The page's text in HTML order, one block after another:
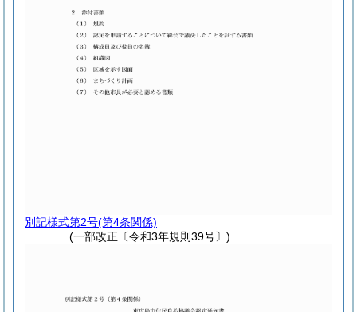
別記様式第2号(第4条関係)
(一部改正〔令和3年規則39号〕)